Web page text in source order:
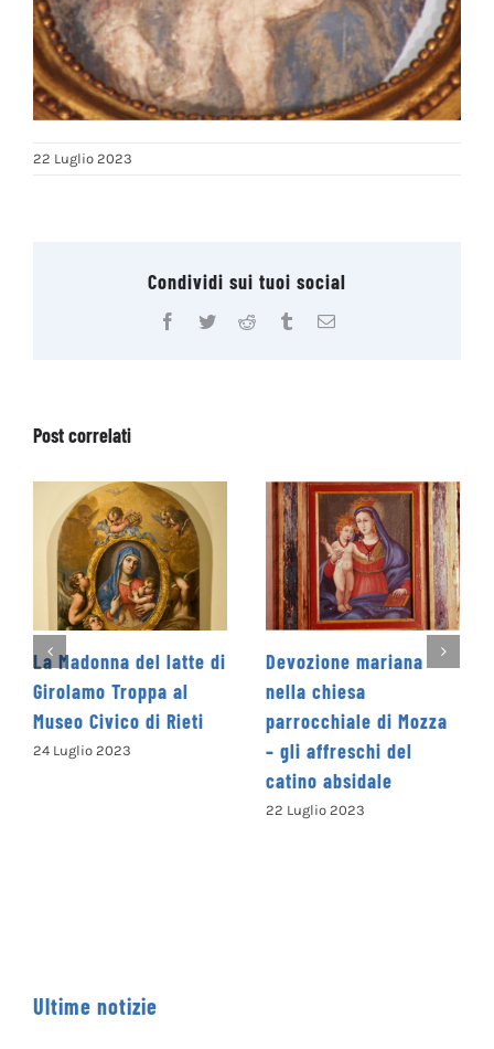
22 Luglio 2023
Condividi sui tuoi social
Facebook
TwitterReddit TumblrEmail
Post correlati
Devozione mariana
nella chiesa
parrocchiale di Mozza
– gli affreschi del
L’Immacolata
Concezione di Antonio
Gherardi nella chiesa
di Sant’Antonio del
Monte a Rieti
22 Luglio 2023
Ultime notizie